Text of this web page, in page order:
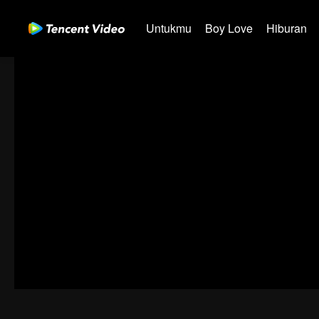
Untukmu Boy Love Hiburan